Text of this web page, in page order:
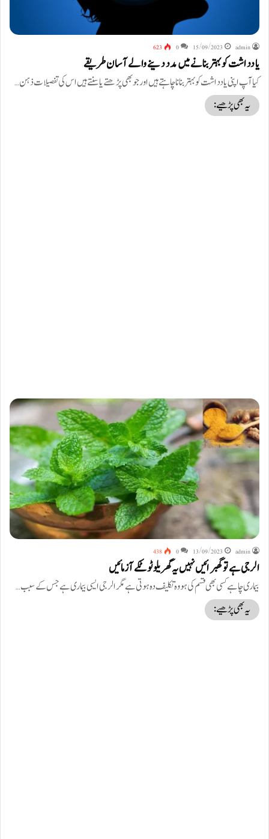
admin
15/09/2023
0
623
یادداشت کو بہتر بنانے میں مدد دینے والے آسان طریقے
کیا آپ اپنی یادداشت کو بہتر بنانا چاہتے ہیں اور جو بھی پڑھتے یا سنتے ہیں اس کی تفصیلات ذہن…
یہ بھی پڑھیے:
admin
13/09/2023
0
438
الرجی ہے تو گھبرائیں نہیں یہ گھریلو ٹوٹکے آزمائیں
بیماری چاہے کسی بھی قسم کی ہو وہ تکلیف دہ ہوتی ہے مگر الرجی ایسی بیماری ہے جس کے سبب…
یہ بھی پڑھیے: